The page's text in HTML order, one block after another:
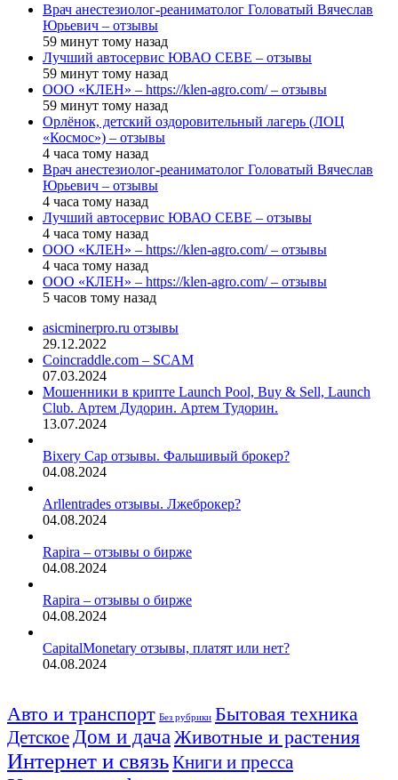
Врач анестезиолог-реаниматолог Головатый Вячеслав
Юрьевич – отзывы
59 минут тому назад
Лучший автосервис ЮВАО CEBE – отзывы
59 минут тому назад
ООО «КЛЕН» – https://klen-agro.com/ – отзывы
59 минут тому назад
Орлёнок, детский оздоровительный лагерь (ЛОЦ
«Космос») – отзывы
4 часа тому назад
Врач анестезиолог-реаниматолог Головатый Вячеслав
Юрьевич – отзывы
4 часа тому назад
Лучший автосервис ЮВАО CEBE – отзывы
4 часа тому назад
ООО «КЛЕН» – https://klen-agro.com/ – отзывы
4 часа тому назад
ООО «КЛЕН» – https://klen-agro.com/ – отзывы
5 часов тому назад
asicminerpro.ru отзывы
29.12.2022
Coincraddle.com – SCAM
07.03.2024
Мошенники в крипте Launch Pool, Buy & Sell, Launch
Club. Артем Дудорин. Артем Тудорин.
13.07.2024
Bixery Cap отзывы. Фальшивый брокер?
04.08.2024
Arllentrades отзывы. Лжеброкер?
04.08.2024
Rapira – отзывы о бирже
04.08.2024
Rapira – отзывы о бирже
04.08.2024
CapitalMonetary отзывы, платят или нет?
04.08.2024
Авто и транспорт Без рубрики Бытовая техника
Детское Дом и дача Животные и растения
Интернет и связьКниги и пресса